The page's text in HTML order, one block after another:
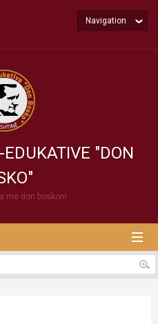
"DON
me don boskon!
Navigation